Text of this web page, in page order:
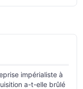
impérialiste à
a-t-elle brûlé